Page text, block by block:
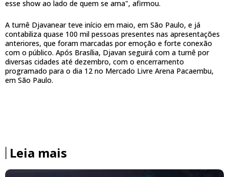
esse show ao lado de quem se ama", afirmou.
A turnê Djavanear teve início em maio, em São Paulo, e já
contabiliza quase 100 mil pessoas presentes nas apresentações
anteriores, que foram marcadas por emoção e forte conexão
com o público. Após Brasília, Djavan seguirá com a turnê por
diversas cidades até dezembro, com o encerramento
programado para o dia 12 no Mercado Livre Arena Pacaembu,
em São Paulo.
Leia mais